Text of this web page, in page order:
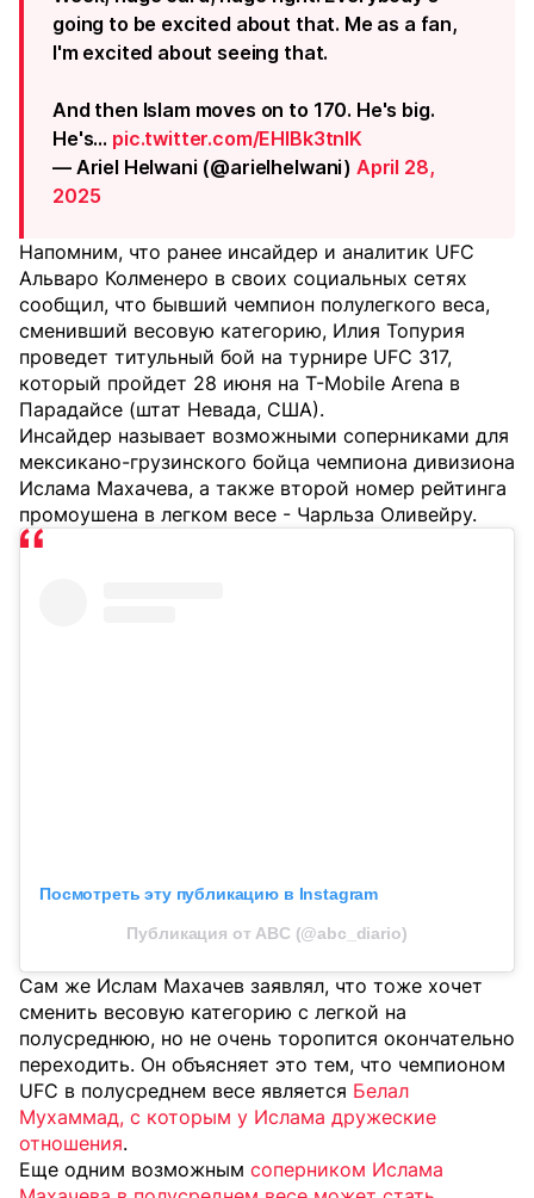
going to be excited about that. Me as a fan,
I'm excited about seeing that.
And then Islam moves on to 170. He's big.
He's… pic.twitter.com/EHlBk3tnIK
— Ariel Helwani (@arielhelwani) April 28,
2025
Напомним, что ранее инсайдер и аналитик UFC
Альваро Колменеро в своих социальных сетях
сообщил, что бывший чемпион полулегкого веса,
сменивший весовую категорию, Илия Топурия
проведет титульный бой на турнире UFC 317,
который пройдет 28 июня на T-Mobile Arena в
Парадайсе (штат Невада, США).
Инсайдер называет возможными соперниками для
мексикано-грузинского бойца чемпиона дивизиона
Ислама Махачева, а также второй номер рейтинга
промоушена в легком весе - Чарльза Оливейру.
Посмотреть эту публикацию в Instagram
Публикация от ABC (@abc_diario)
Сам же Ислам Махачев заявлял, что тоже хочет
сменить весовую категорию с легкой на
полусреднюю, но не очень торопится окончательно
переходить. Он объясняет это тем, что чемпионом
UFC в полусреднем весе является Белал
Мухаммад, с которым у Ислама дружеские
отношения.
Еще одним возможным соперником Ислама